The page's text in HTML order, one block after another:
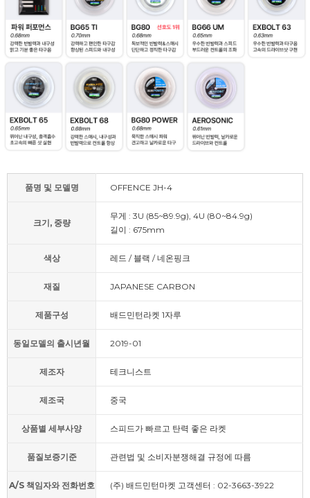
품명 및 모델명 OFFENCE JH-4
크기, 중량
무게 : 3U (85~89.9g), 4U (80~84.9g)
길이 : 675mm
색상 레드 / 블랙 / 네온핑크
재질 JAPANESE CARBON
제품구성 배드민턴라켓 1자루
동일모델의 출시년월 2019-01
제조자 테크니스트
제조국 중국
상품별 세부사양 스피드가 빠르고 탄력 좋은 라켓
품질보증기준 관련법 및 소비자분쟁해결 규정에 따름
A/S 책임자와 전화번호 (주) 배드민턴마켓 고객센터 : 02-3663-3922